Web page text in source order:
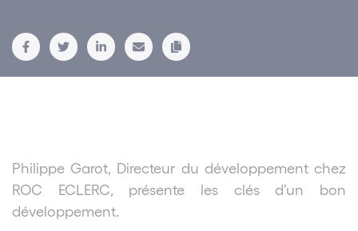
Philippe Garot, Directeur du développement chez
ROC ECLERC, présente les clés d’un bon
développement.